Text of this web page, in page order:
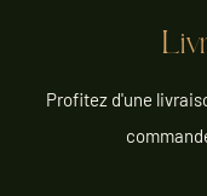
Profitez d'une